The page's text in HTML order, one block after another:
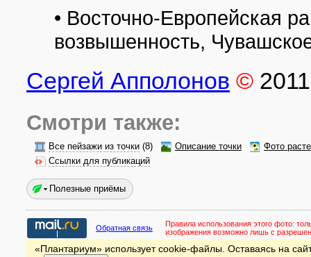
• Восточно-Европейская
возвышенность,
Сергей Апполонов © 2011
Смотри также:
Все пейзажи из точки (8) Описание точки
Фото
Ссылки для публикаций
Полезные приёмы
Обратная связь Правила использования этого фото:
изображения возможно лишь с
«Плантариум» использует cookie-файлы. Оставаясь на